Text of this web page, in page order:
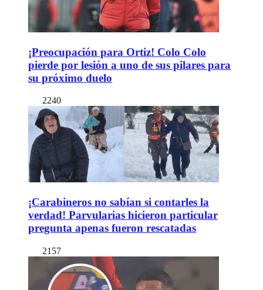
¡Preocupación para Ortiz! Colo Colo
pierde por lesión a uno de sus pilares para
su próximo duelo
2240
¡Carabineros no sabían si contarles la
verdad! Parvularias hicieron particular
pregunta apenas fueron rescatadas
2157